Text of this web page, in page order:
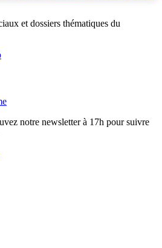
et dossiers thématiques du
notre newsletter à 17h pour suivre